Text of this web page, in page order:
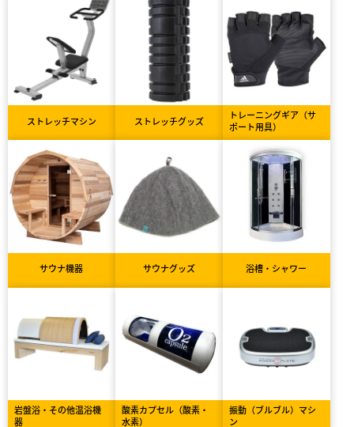
ストレッチマシン ストレッチグッズ
トレーニングギア（サ
ポート用具）
サウナ機器 サウナグッズ 浴槽・シャワー
岩盤浴・その他温浴機
器
酸素カプセル（酸素・
水素）
振動（ブルブル）マシ
ン